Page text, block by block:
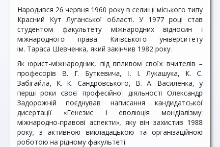
Народився 26 червня 1960 року в селищі міського типу
Красний Кут Луганської області. У 1977 році став
студентом факультету міжнародних відносин і
міжнародного права Київського університету
ім. Тараса Шевченка, який закінчив 1982 року.
Як юрист-міжнародник, під впливом своїх вчителів –
професорів В. Г. Буткевича, І. І. Лукашука, К. С.
Забігайла, К. К. Сандровського, В. А. Василенка, у
перші роки своєї професійної діяльності Олександр
Задорожній поєднував написання кандидатської
дисертації «Генезис і еволюція мондіалізму:
міжнародно-правові аспекти», яку він захистив 1988
року, з активною викладацькою та організаційною
роботою на рідному факультеті.